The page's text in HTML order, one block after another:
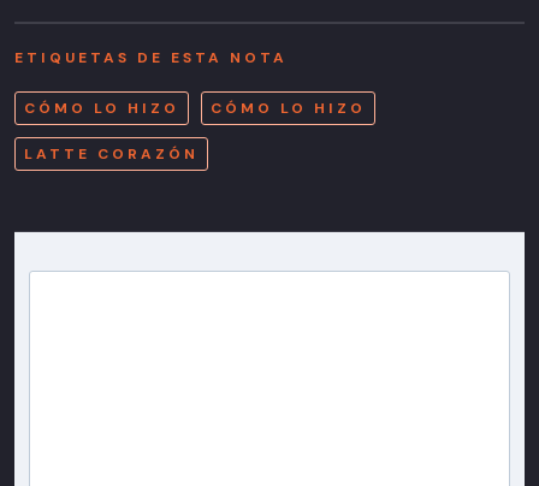
ETIQUETAS DE ESTA NOTA
CÓMO LO HIZO CÓMO LO HIZO
LATTE CORAZÓN